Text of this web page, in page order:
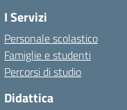
I Servizi
Personale scolastico
Famiglie e studenti
Percorsi di studio
Didattica